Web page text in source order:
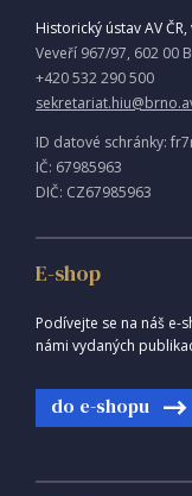
Historický ústav AV
Veveří 967/97, 602 00
+420 532 290 500
ID datové schránky:
IČ: 67985963
DIČ: CZ67985963
E-shop
Podívejte se na náš
námi vydaných
do e-shopu